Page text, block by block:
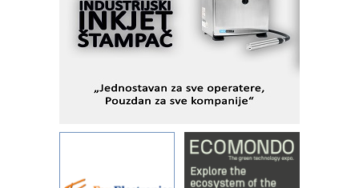
Alba d.o.o. – 35 godina preciznosti u
metrologiji i pametnim dozirnim
rešenjima
STAUFF – Komponente koje
sistema
YAMADA pumpe – japanska
pouzdanost u transferu fluida